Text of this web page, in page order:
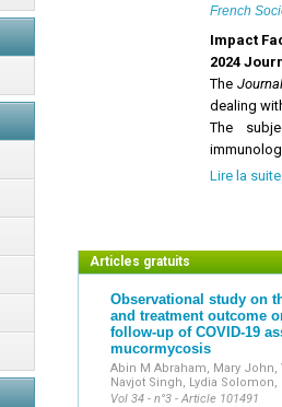
French
Impact
2024
The
dealing
The
Also
JMM
notes,
clinical
methods,
Lire la suite
Articles gratuits
Observational study on
and treatment outcome
follow-up of COVID-19
mucormycosis
Abin M Abraham, Mary John,
Navjot Singh, Lydia
Vol 34 - n°3 - Article 101491